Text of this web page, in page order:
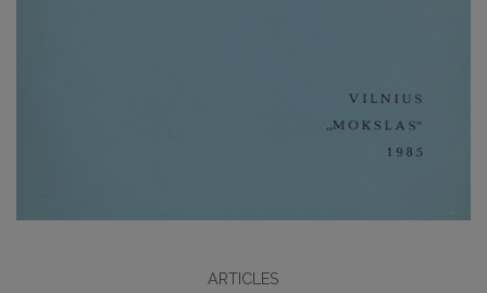
ARTICLES